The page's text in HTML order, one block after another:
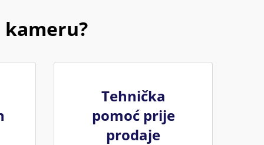
kameru?
Tehnička
pomoć prije
prodaje